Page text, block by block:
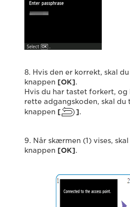
8. Hvis den er korrekt, skal
knappen [OK].
Hvis du har tastet forkert,
rette adgangskoden, skal du
knappen [ ].
9. Når skærmen (1) vises,
knappen [OK].